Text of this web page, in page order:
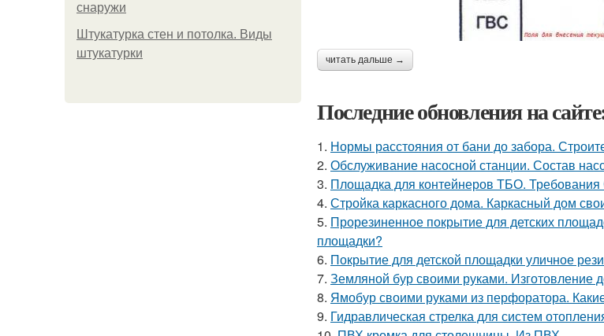
снаружи
Штукатурка стен и потолка. Виды
штукатурки
читать дальше →
Последние обновления на
1. Нормы расстояния от бани до забора.
2. Обслуживание насосной станции. Состав
3. Площадка для контейнеров ТБО.
4. Стройка каркасного дома. Каркасный дом
5. Прорезиненное покрытие для детских
площадки?
6. Покрытие для детской площадки уличное
7. Земляной бур своими руками. Изготовление
8. Ямобур своими руками из перфоратора.
9. Гидравлическая стрелка для систем